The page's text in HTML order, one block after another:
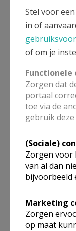
Pastorale
Meer
Deel dit artikel
Stel voor
in of
of om je
Functionele
Zorgen dat
portaal
toe via de
gebruik
(Sociale)
Zorgen voor
van al dan
bijvoorbeeld
Marketing
Zorgen
op maat